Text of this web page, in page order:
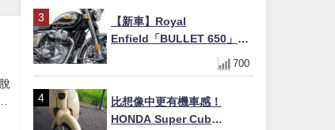
【新車】Royal
Enfield「BULLET 650」8
月27日日本發售（98萬日圓
～）！648cc空冷並列雙缸×
色
700
比想像中更有機車感！
HONDA Super Cub